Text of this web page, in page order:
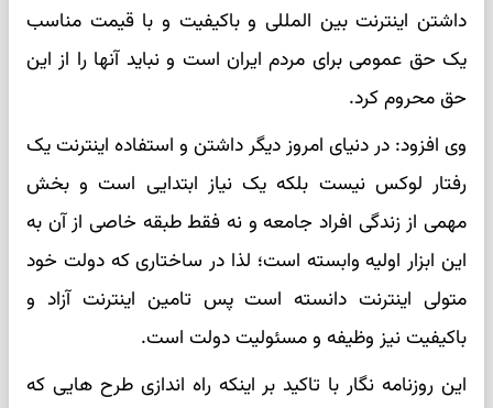
داشتن اینترنت بین المللی و باکیفیت و با قیمت مناسب
یک حق عمومی برای مردم ایران است و نباید آنها را از این
حق محروم کرد.
وی افزود: در دنیای امروز دیگر داشتن و استفاده اینترنت یک
رفتار لوکس نیست بلکه یک نیاز ابتدایی است و بخش
مهمی از زندگی افراد جامعه و نه فقط طبقه خاصی از آن به
این ابزار اولیه وابسته است؛ لذا در ساختاری که دولت خود
متولی اینترنت دانسته است پس تامین اینترنت آزاد و
باکیفیت نیز وظیفه و مسئولیت دولت است.
این روزنامه نگار با تاکید بر اینکه راه اندازی طرح هایی که